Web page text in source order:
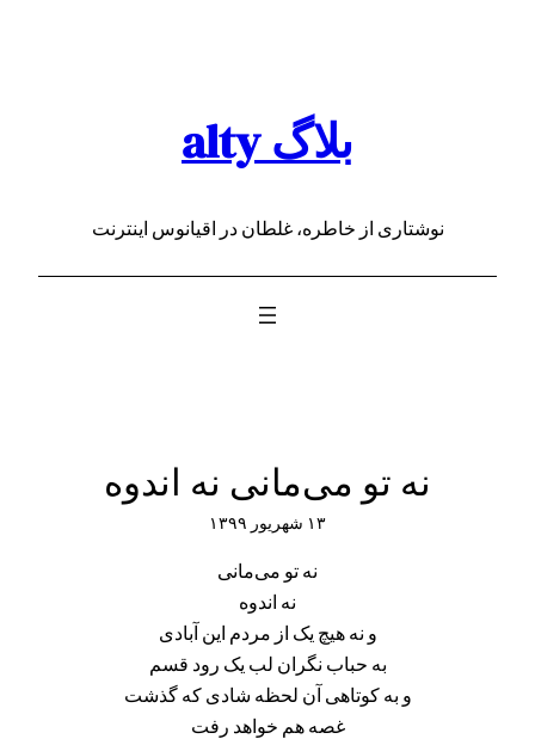
بلاگ alty
نوشتاری از خاطره، غلطان در اقیانوس اینترنت
نه تو می‌مانی نه اندوه
۱۳ شهریور ۱۳۹۹
نه تو می‌مانی
نه اندوه
و نه هیچ یک از مردم این آبادی
به حباب نگران لب یک رود قسم
و به کوتاهی آن لحظه شادی که گذشت
غصه هم خواهد رفت